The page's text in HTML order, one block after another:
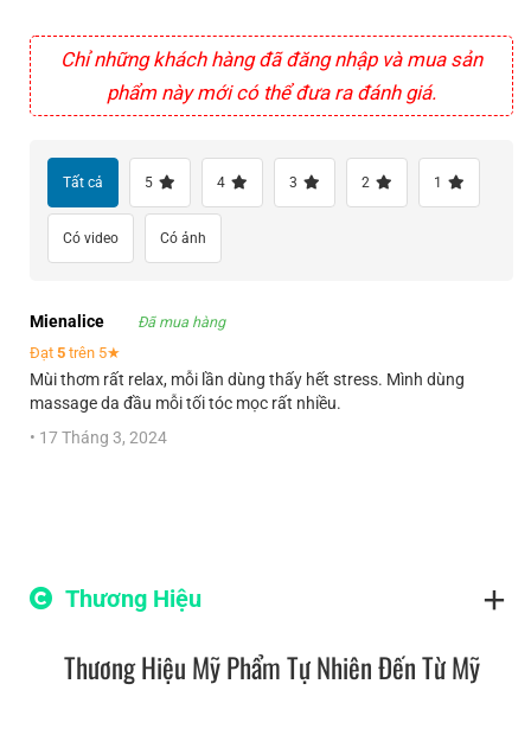
Chỉ những khách hàng đã đăng nhập và mua sản
phẩm này mới có thể đưa ra đánh giá.
Tất cả 5 4 3 2 1
Có video Có ảnh
Mienalice
Đã mua hàng
Đạt 5 trên 5★
Mùi thơm rất relax, mỗi lần dùng thấy hết stress. Mình dùng
massage da đầu mỗi tối tóc mọc rất nhiều.
• 17 Tháng 3, 2024
Thương Hiệu
Thương Hiệu Mỹ Phẩm Tự Nhiên Đến Từ Mỹ